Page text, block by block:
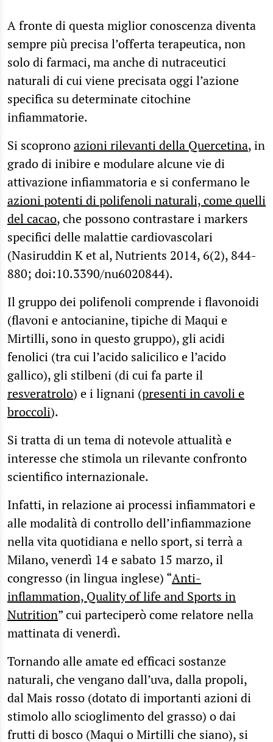
A fronte di questa miglior conoscenza diventa
sempre più precisa l’offerta terapeutica, non
solo di farmaci, ma anche di nutraceutici
naturali di cui viene precisata oggi l’azione
specifica su determinate citochine
infiammatorie.
Si scopronoazioni rilevanti della Quercetina, in
grado di inibire e modulare alcune vie di
attivazione infiammatoria e si confermano le
azioni potenti di polifenoli naturali, come quelli
del cacao, che possono contrastare i markers
specifici delle malattie cardiovascolari
(Nasiruddin K et al, Nutrients 2014, 6(2), 844-
880; doi:10.3390/nu6020844).
Il gruppo dei polifenoli comprende i flavonoidi
(flavoni e antocianine, tipiche di Maqui e
Mirtilli, sono in questo gruppo), gli acidi
fenolici (tra cui l’acido salicilico e l’acido
gallico), gli stilbeni (di cui fa parte il
resveratrolo) e i lignani (presenti in cavoli e
broccoli).
Si tratta di un tema di notevole attualità e
interesse che stimola un rilevante confronto
scientifico internazionale.
Infatti, in relazione ai processi infiammatori e
alle modalità di controllo dell’infiammazione
nella vita quotidiana e nello sport, si terrà a
Milano, venerdì 14 e sabato 15 marzo, il
congresso (in lingua inglese) “Anti-
inflammation, Quality of life and Sports in
Nutrition” cui parteciperò come relatore nella
mattinata di venerdì.
Tornando alle amate ed efficaci sostanze
naturali, che vengano dall’uva, dalla propoli,
dal Mais rosso (dotato di importanti azioni di
stimolo allo scioglimento del grasso) o dai
frutti di bosco (Maqui o Mirtilli che siano), si